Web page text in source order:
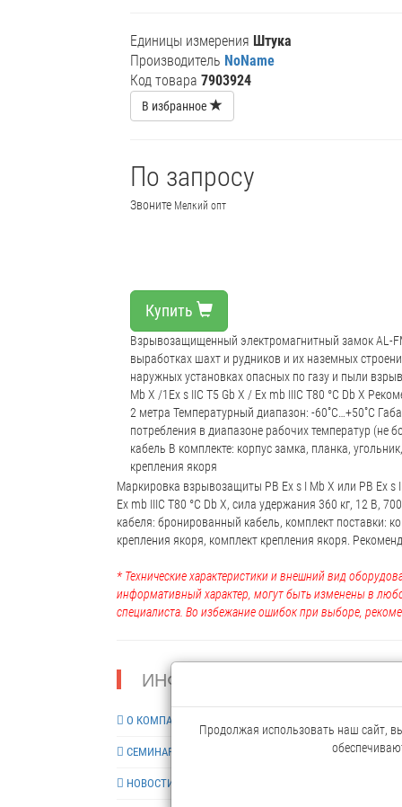
Единицы измерения Штука
Производитель NoName
Код товара 7903924
В избранное
По запросу
Звоните Мелкий опт
Купить
Взрывозащищенный электромагнитный замок AL-
выработках шахт и рудников и их наземных
наружных установках опасных по газу и пыли
Mb X /1Ex s IIC T5 Gb X / Ex mb IIIC T80 °C Db X
2 метра Температурный диапазон: -60˚С…+50˚С
потребления в диапазоне рабочих температур (не
кабель В комплекте: корпус замка, планка,
крепления якоря
Маркировка взрывозащиты РВ Ex s I Mb X или РВ Ex s I
Ex mb IIIC T80 °C Db X, сила удержания 360 кг, 12 В,
кабеля: бронированный кабель, комплект поставки:
крепления якоря, комплект крепления якоря.
* Технические характеристики и внешний вид
информативный характер, могут быть изменены в
специалиста. Во избежание ошибок при выборе,
ИНФОРМАЦИЯ
О КОМПАНИИ
СЕМИНАРЫ
НОВОСТИ
Продолжая использовать наш сайт,